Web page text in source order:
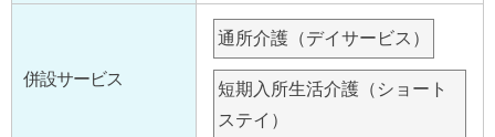
併設サービス
通所介護（デイサービス）
短期入所生活介護（ショート
ステイ）